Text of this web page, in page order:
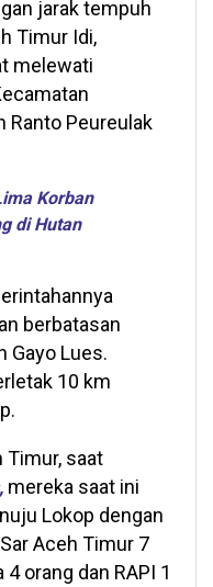
jarak tempuh
Timur Idi,
melewati
Ranto Peureulak
Korban
di Hutan
berbatasan
Gayo Lues.
10 km
Timur, saat
mereka saat ini
Lokop dengan
Aceh Timur 7
orang dan RAPI 1